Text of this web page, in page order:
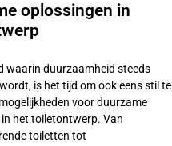
oplossingen in
waarin duurzaamheid steeds
is het tijd om ook eens stil te
voor duurzame
het toiletontwerp. Van
toiletten tot